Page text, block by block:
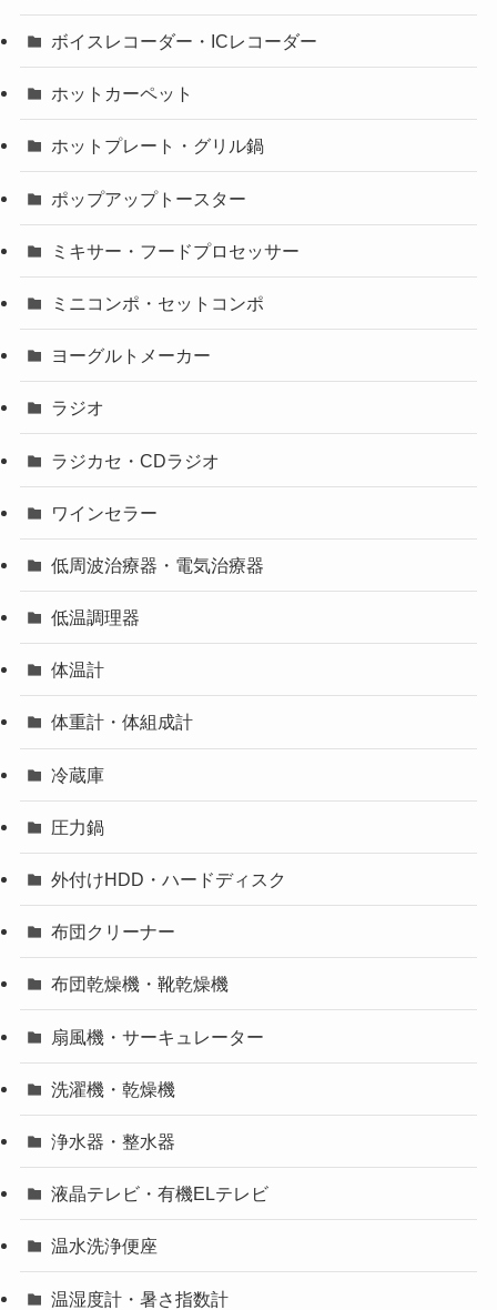
ボイスレコーダー・ICレコーダー
ホットカーペット
ホットプレート・グリル鍋
ポップアップトースター
ミキサー・フードプロセッサー
ミニコンポ・セットコンポ
ヨーグルトメーカー
ラジオ
ラジカセ・CDラジオ
ワインセラー
低周波治療器・電気治療器
低温調理器
体温計
体重計・体組成計
冷蔵庫
圧力鍋
外付けHDD・ハードディスク
布団クリーナー
布団乾燥機・靴乾燥機
扇風機・サーキュレーター
洗濯機・乾燥機
浄水器・整水器
液晶テレビ・有機ELテレビ
温水洗浄便座
温湿度計・暑さ指数計